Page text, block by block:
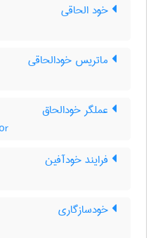
خود الحاقی
ماتریس خودالحاقی
عملگر خودالحاق
فرایند خودآفین
خودسازگاری